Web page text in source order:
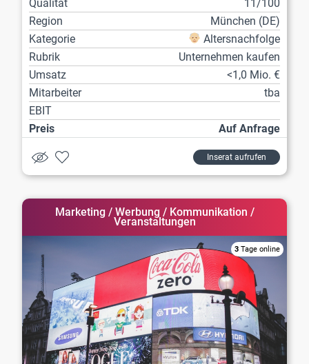
Qualität
11/100
Region
München (DE)
Kategorie
Altersnachfolge
Rubrik
Unternehmen kaufen
Umsatz
<1,0 Mio. €
Mitarbeiter
tba
EBIT
Preis
Auf Anfrage
Inserat aufrufen
Marketing / Werbung / Kommunikation /
Veranstaltungen
3 Tage online